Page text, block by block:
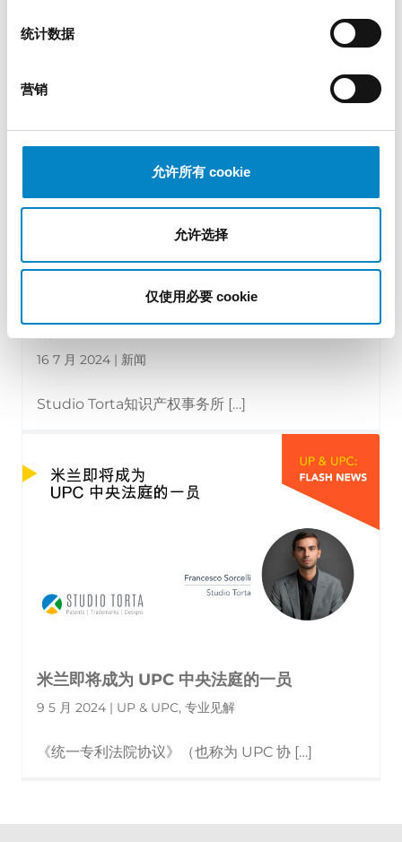
统计数据
营销
允许所有 cookie
允许选择
仅使用必要 cookie
标准必要专利在欧洲进行诉讼的新时代？ 统 […]
16 7 月 2024 | 新闻
Studio Torta知识产权事务所 […]
米兰即将成为 UPC 中央法庭的一员
9 5 月 2024 | UP & UPC, 专业见解
《统一专利法院协议》（也称为 UPC 协 […]